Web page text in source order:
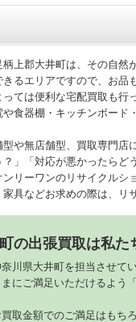
上郡大井町は、その自然
るエリアですので、お品
ては便利な宅配買取も行
食器棚・キッチンボー
や無店舗型、買取専門店
」「対応が悪かったら
リーワンのリサイクルシ
具などお求めの際は、リ
の出張買取は私た
川県大井町を担当させて
にご満足いただけるよう
買取金額でのご満足はもち